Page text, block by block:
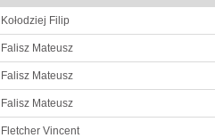
Kołodziej Filip
Falisz Mateusz
Falisz Mateusz
Falisz Mateusz
Fletcher Vincent